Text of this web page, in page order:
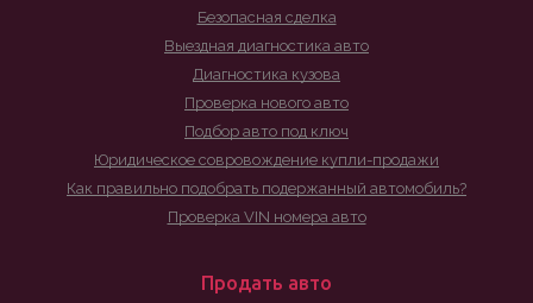
Безопасная сделка
Выездная диагностика авто
Диагностика кузова
Проверка нового авто
Подбор авто под ключ
Юридическое совровождение купли-продажи
Как правильно подобрать подержанный автомобиль?
Проверка VIN номера авто
Продать авто